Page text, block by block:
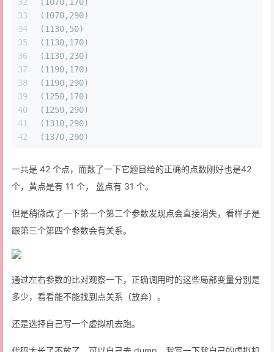
32
33
34
35
36
37
38
39
40
41
42
(1070,170)
(1070,290)
(1130,50)
(1130,170)
(1130,230)
(1190,170)
(1190,290)
(1250,170)
(1250,290)
(1310,290)
(1370,290)
一共是 42 个点，而数了一下它题目给的正确的点数刚好也是42
个，黄点是有 11 个， 蓝点有 31 个。
但是稍微改了一下第一个第二个参数发现点会直接消失，看样子是
跟第三个第四个参数会有关系。
通过左右参数的比对观察一下，正确调用时的这些局部变量分别是
多少，看看能不能找到点关系（放弃）。
还是选择自己写一个虚拟机去跑。